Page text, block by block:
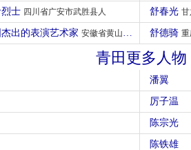
烈士 四川省广安市武胜县人 舒春光
出的表演艺术家 安徽省黄山市黟县人 舒德骑
青田更多人物
潘翼
厉子温
陈宗光
陈铁雄